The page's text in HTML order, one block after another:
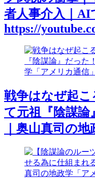
者人事介入｜AI
https://
戦争はなぜ起
て元祖『陰謀
｜奥山真司の